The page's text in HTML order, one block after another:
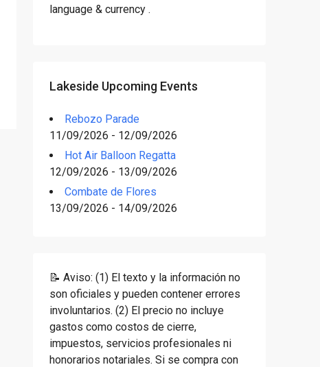
language & currency .
Lakeside Upcoming Events
Rebozo Parade
11/09/2026 - 12/09/2026
Hot Air Balloon Regatta
12/09/2026 - 13/09/2026
Combate de Flores
13/09/2026 - 14/09/2026
📝 Aviso: (1) El texto y la información no
son oficiales y pueden contener errores
involuntarios. (2) El precio no incluye
gastos como costos de cierre,
impuestos, servicios profesionales ni
honorarios notariales. Si se compra con